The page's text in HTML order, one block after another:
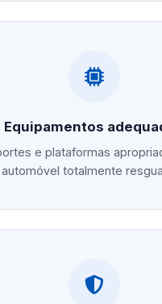
Equipamentos
e plataformas
totalmente